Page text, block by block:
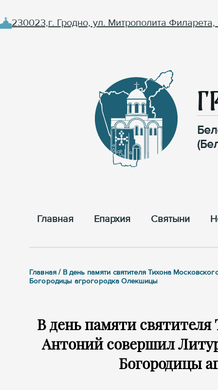
230023,г. Гродно, ул. Митрополита Филарета,
Главная Епархия Cвятыни
Главная / В день памяти святителя Тихона
Богородицы агрогородка Олекшицы
В день памяти
Антоний совершил
Богородицы